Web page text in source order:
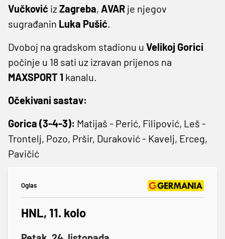
Vučković izZagreba, AVAR je njegov
sugrađanin Luka Pušić.
Dvoboj na gradskom stadionu u Velikoj Gorici
počinje u 18 sati uz izravan prijenos na
MAXSPORT1 kanalu.
Očekivani sastav:
Gorica (3-4-3): Matijaš - Perić, Filipović, Leš -
Trontelj, Pozo, Pršir, Duraković - Kavelj, Erceg,
Pavičić
Oglas
HNL, 11. kolo